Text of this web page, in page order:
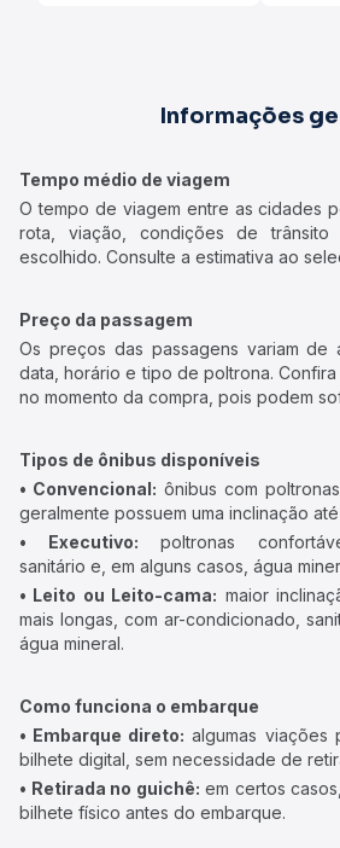
Informações
Tempo médio de viagem
O tempo de viagem entre as cidades
rota, viação, condições de
escolhido. Consulte a estimativa ao
Preço da passagem
Os preços das passagens variam de
data, horário e tipo de poltrona.
no momento da compra, pois podem
Tipos de ônibus disponíveis
• Convencional: ônibus com
geralmente possuem uma inclinação
• Executivo: poltronas
sanitário e, em alguns casos, água
• Leito ou Leito-cama: maior
mais longas, com ar-condicionado,
água mineral.
Como funciona o embarque
• Embarque direto: algumas viações
bilhete digital, sem necessidade de
• Retirada no guichê: em certos
bilhete físico antes do embarque.